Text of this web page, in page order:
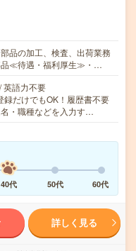
品の加工、検査、出荷業務
品≪待遇・福利厚生≫・…
英語力不要
だけでもOK！履歴書不要
・職種などを入力す…
40代 50代 60代
詳しく見る